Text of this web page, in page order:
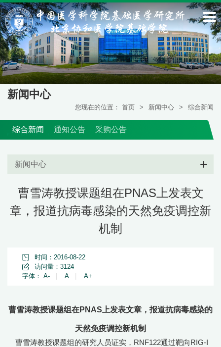
新闻中心
您现在的位置： 首页 > 新闻中心 > 综合新闻
综合新闻 通知公告 采购公告
新闻中心
曹雪涛教授课题组在PNAS上发表文
章，报道抗病毒感染的天然免疫调控新
机制
时间：2016-08-22
访问量： 3124
字体： A- A A+
曹雪涛教授课题组在PNAS上发表文章，报道抗病毒感染的
天然免疫调控新机制
曹雪涛教授课题组的研究人员证实，RNF122通过靶向RIG-I